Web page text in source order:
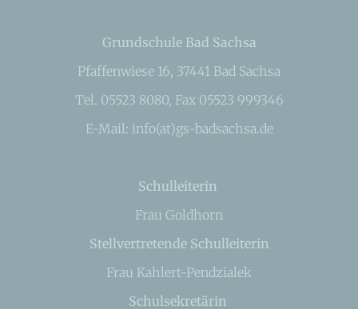
Grundschule Bad Sachsa
Pfaffenwiese 16, 37441 Bad Sachsa
Tel. 05523 8080, Fax 05523 999346
E-Mail: info(at)gs-badsachsa.de
Schulleiterin
Frau Goldhorn
Stellvertretende Schulleiterin
Frau Kahlert-Pendzialek
Schulsekretärin